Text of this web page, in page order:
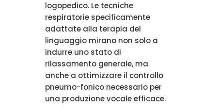
logopedico. Le tecniche
respiratorie specificamente
adattate alla terapia del
linguaggio mirano non solo a
indurre uno stato di
rilassamento generale, ma
anche a ottimizzare il controllo
pneumo-fonico necessario per
una produzione vocale efficace.